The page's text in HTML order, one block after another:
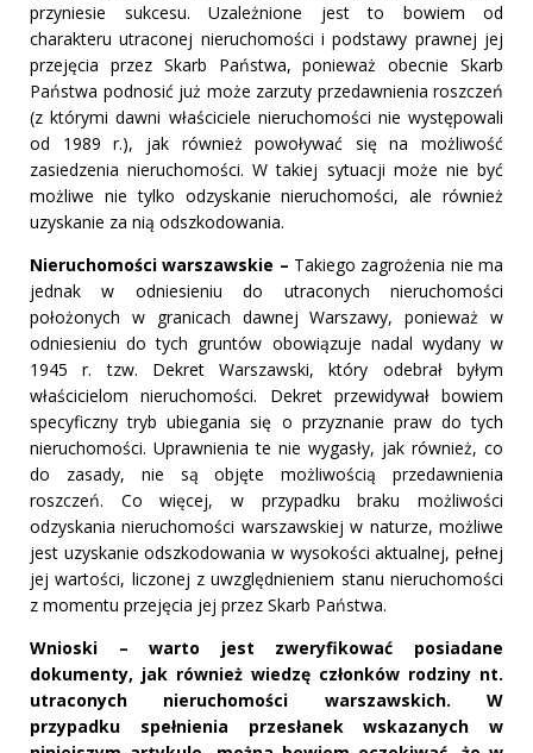
przyniesie sukcesu. Uzależnione jest to bowiem od
charakteru utraconej nieruchomości i podstawy prawnej jej
przejęcia przez Skarb Państwa, ponieważ obecnie Skarb
Państwa podnosić już może zarzuty przedawnienia roszczeń
(z którymi dawni właściciele nieruchomości nie występowali
od 1989 r.), jak również powoływać się na możliwość
zasiedzenia nieruchomości. W takiej sytuacji może nie być
możliwe nie tylko odzyskanie nieruchomości, ale również
uzyskanie za nią odszkodowania.
Nieruchomości warszawskie – Takiego zagrożenia nie ma
jednak w odniesieniu do utraconych nieruchomości
położonych w granicach dawnej Warszawy, ponieważ w
odniesieniu do tych gruntów obowiązuje nadal wydany w
1945 r. tzw. Dekret Warszawski, który odebrał byłym
właścicielom nieruchomości. Dekret przewidywał bowiem
specyficzny tryb ubiegania się o przyznanie praw do tych
nieruchomości. Uprawnienia te nie wygasły, jak również, co
do zasady, nie są objęte możliwością przedawnienia
roszczeń. Co więcej, w przypadku braku możliwości
odzyskania nieruchomości warszawskiej w naturze, możliwe
jest uzyskanie odszkodowania w wysokości aktualnej, pełnej
jej wartości, liczonej z uwzględnieniem stanu nieruchomości
z momentu przejęcia jej przez Skarb Państwa.
Wnioski – warto jest zweryfikować posiadane
dokumenty, jak również wiedzę członków rodziny nt.
utraconych nieruchomości warszawskich. W
przypadku spełnienia przesłanek wskazanych w